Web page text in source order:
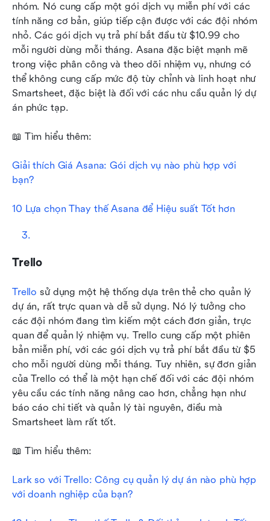
nhóm. Nó cung cấp một gói dịch vụ miễn phí với các
tính năng cơ bản, giúp tiếp cận được với các đội nhóm
nhỏ. Các gói dịch vụ trả phí bắt đầu từ $10.99 cho
mỗi người dùng mỗi tháng. Asana đặc biệt mạnh mẽ
trong việc phân công và theo dõi nhiệm vụ, nhưng có
thể không cung cấp mức độ tùy chỉnh và linh hoạt như
Smartsheet, đặc biệt là đối với các nhu cầu quản lý dự
án phức tạp.
📖 Tìm hiểu thêm:
Giải thích Giá Asana: Gói dịch vụ nào phù hợp với
bạn?
10 Lựa chọn Thay thế Asana để Hiệu suất Tốt hơn
Trello
Trello sử dụng một hệ thống dựa trên thẻ cho quản lý
dự án, rất trực quan và dễ sử dụng. Nó lý tưởng cho
các đội nhóm đang tìm kiếm một cách đơn giản, trực
quan để quản lý nhiệm vụ. Trello cung cấp một phiên
bản miễn phí, với các gói dịch vụ trả phí bắt đầu từ $5
cho mỗi người dùng mỗi tháng. Tuy nhiên, sự đơn giản
của Trello có thể là một hạn chế đối với các đội nhóm
yêu cầu các tính năng nâng cao hơn, chẳng hạn như
báo cáo chi tiết và quản lý tài nguyên, điều mà
Smartsheet làm rất tốt.
📖 Tìm hiểu thêm:
Lark so với Trello: Công cụ quản lý dự án nào phù hợp
với doanh nghiệp của bạn?